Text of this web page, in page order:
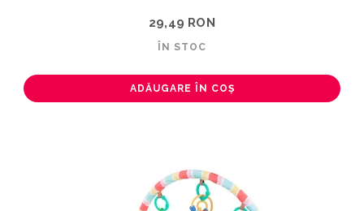
29,49 RON
ÎN STOC
ADĂUGARE ÎN COȘ